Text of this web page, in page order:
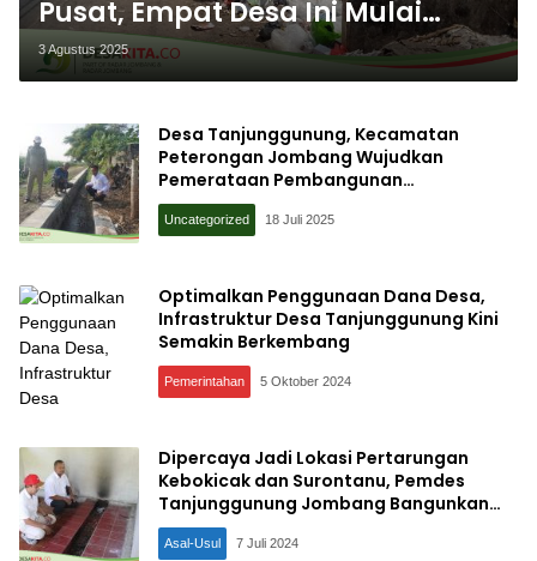
Pusat, Empat Desa Ini Mulai
Bangun TPS3R, Simak Penjelasan
DLH Jombang
3 Agustus 2025
Desa Tanjunggunung, Kecamatan
Peterongan Jombang Wujudkan
Pemerataan Pembangunan
Infrastruktur
Uncategorized 18 Juli 2025
Optimalkan Penggunaan Dana Desa,
Infrastruktur Desa Tanjunggunung Kini
Semakin Berkembang
Pemerintahan 5 Oktober 2024
Dipercaya Jadi Lokasi Pertarungan
Kebokicak dan Surontanu, Pemdes
Tanjunggunung Jombang Bangunkan
Petilasan Surontanu
Asal-Usul 7 Juli 2024